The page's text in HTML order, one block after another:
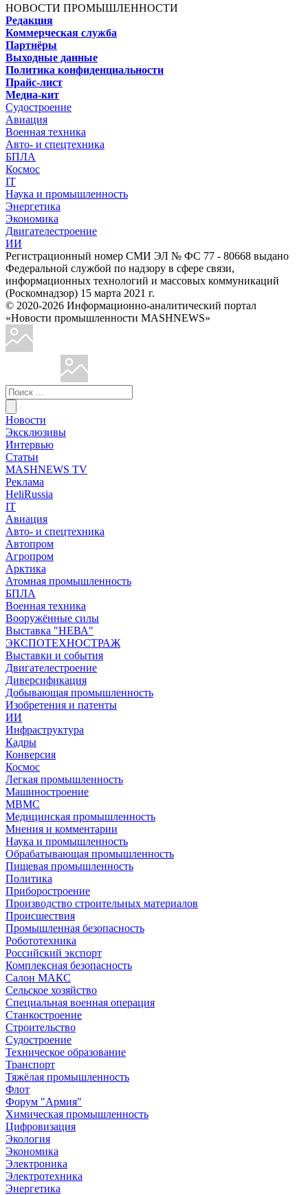
НОВОСТИ ПРОМЫШЛЕННОСТИ
Редакция
Коммерческая служба
Партнёры
Выходные данные
Политика конфиденциальности
Прайс-лист
Медиа-кит
Судостроение
Авиация
Военная техника
Авто- и спецтехника
БПЛА
Космос
IT
Наука и промышленность
Энергетика
Экономика
Двигателестроение
ИИ
Регистрационный номер СМИ ЭЛ № ФС 77 - 80668 выдано
Федеральной службой по надзору в сфере связи,
информационных технологий и массовых коммуникаций
(Роскомнадзор) 15 марта 2021 г.
© 2020-2026 Информационно-аналитический портал
«Новости промышленности MASHNEWS»
Новости
Эксклюзивы
Интервью
Статьи
MASHNEWS TV
Реклама
HeliRussia
IT
Авиация
Авто- и спецтехника
Автопром
Агропром
Арктика
Атомная промышленность
БПЛА
Военная техника
Вооружённые силы
Выставка "НЕВА"
ЭКСПОТЕХНОСТРАЖ
Выставки и события
Двигателестроение
Диверсификация
Добывающая промышленность
Изобретения и патенты
ИИ
Инфраструктура
Кадры
Конверсия
Космос
Легкая промышленность
Машиностроение
МВМС
Медицинская промышленность
Мнения и комментарии
Наука и промышленность
Обрабатывающая промышленность
Пищевая промышленность
Политика
Приборостроение
Производство строительных материалов
Происшествия
Промышленная безопасность
Робототехника
Российский экспорт
Комплексная безопасность
Салон МАКС
Сельское хозяйство
Специальная военная операция
Станкостроение
Строительство
Судостроение
Техническое образование
Транспорт
Тяжёлая промышленность
Флот
Форум "Армия"
Химическая промышленность
Цифровизация
Экология
Экономика
Электроника
Электротехника
Энергетика